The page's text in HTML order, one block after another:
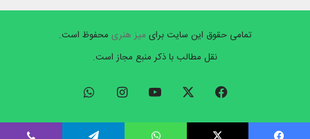
تمامی حقوق این سایت برای میز هنری محفوظ است.
نقل مطالب با ذکر منبع مجاز است.
فیسبوک ایکس یوتیوب اینستاگرام
آپ